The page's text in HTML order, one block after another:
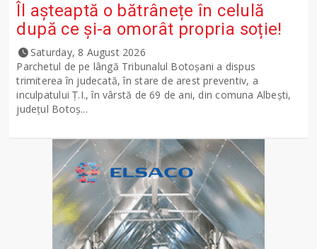
Îl așteaptă o bătrânețe în celulă
după ce și-a omorât propria soție!
Saturday, 8 August 2026
Parchetul de pe lângă Tribunalul Botoşani a dispus
trimiterea în judecată, în stare de arest preventiv, a
inculpatului Ț.I., în vârstă de 69 de ani, din comuna Albești,
județul Botoș...